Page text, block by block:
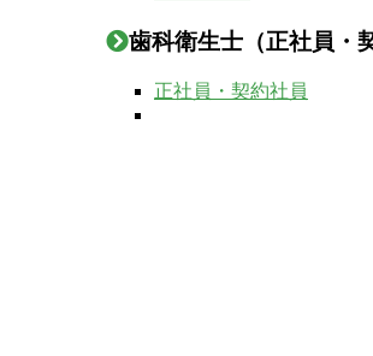
歯科衛生士（正社員・
正社員・契約社員